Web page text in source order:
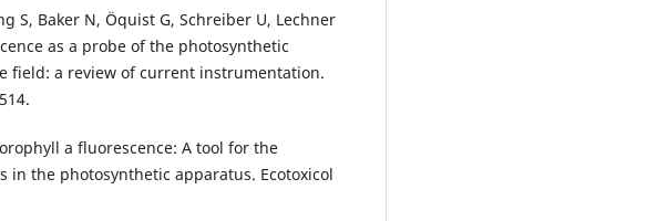
S, Baker N, Öquist G, Schreiber U, Lechner
as a probe of the photosynthetic
field: a review of current instrumentation.
a fluorescence: A tool for the
in the photosynthetic apparatus. Ecotoxicol